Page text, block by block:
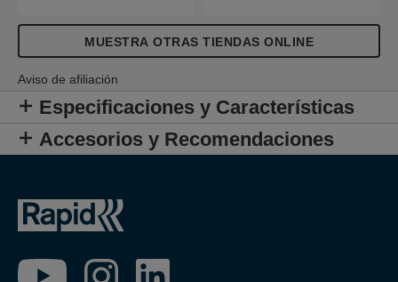
MUESTRA OTRAS TIENDAS ONLINE
Aviso de afiliación
Especificaciones y Características
Accesorios y Recomendaciones